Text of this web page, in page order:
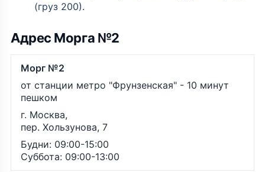
(груз 200).
Адрес Морга №2
Морг №2
от станции метро "Фрунзенская" - 10 минут
пешком
г. Москва,
пер. Хользунова, 7
Будни: 09:00-15:00
Суббота: 09:00-13:00